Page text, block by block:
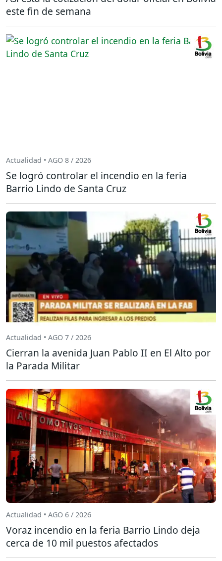
este fin de semana
Actualidad • AGO 8 / 2026
Se logró controlar el incendio en la feria
Barrio Lindo de Santa Cruz
Actualidad • AGO 7 / 2026
Cierran la avenida Juan Pablo II en El Alto por
la Parada Militar
Actualidad • AGO 6 / 2026
Voraz incendio en la feria Barrio Lindo deja
cerca de 10 mil puestos afectados